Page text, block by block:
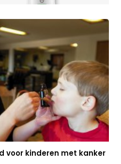
voor kinderen met kanker